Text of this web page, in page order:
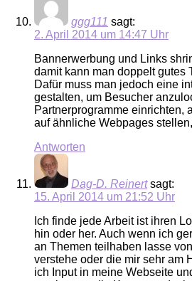
ggg111 sagt:
2. April 2014 um 14:47 Uhr
Bannerwerbung und Links
damit kann man doppelt gutes
Dafür muss man jedoch eine
gestalten, um Besucher
Partnerprogramme einrichten,
auf ähnliche Webpages
Antworten
Dag-D. Reinert sagt:
15. April 2014 um 21:52 Uhr
Ich finde jede Arbeit ist ihren
hin oder her. Auch wenn ich
an Themen teilhaben lasse
verstehe oder die mir sehr am
ich Input in meine Webseite